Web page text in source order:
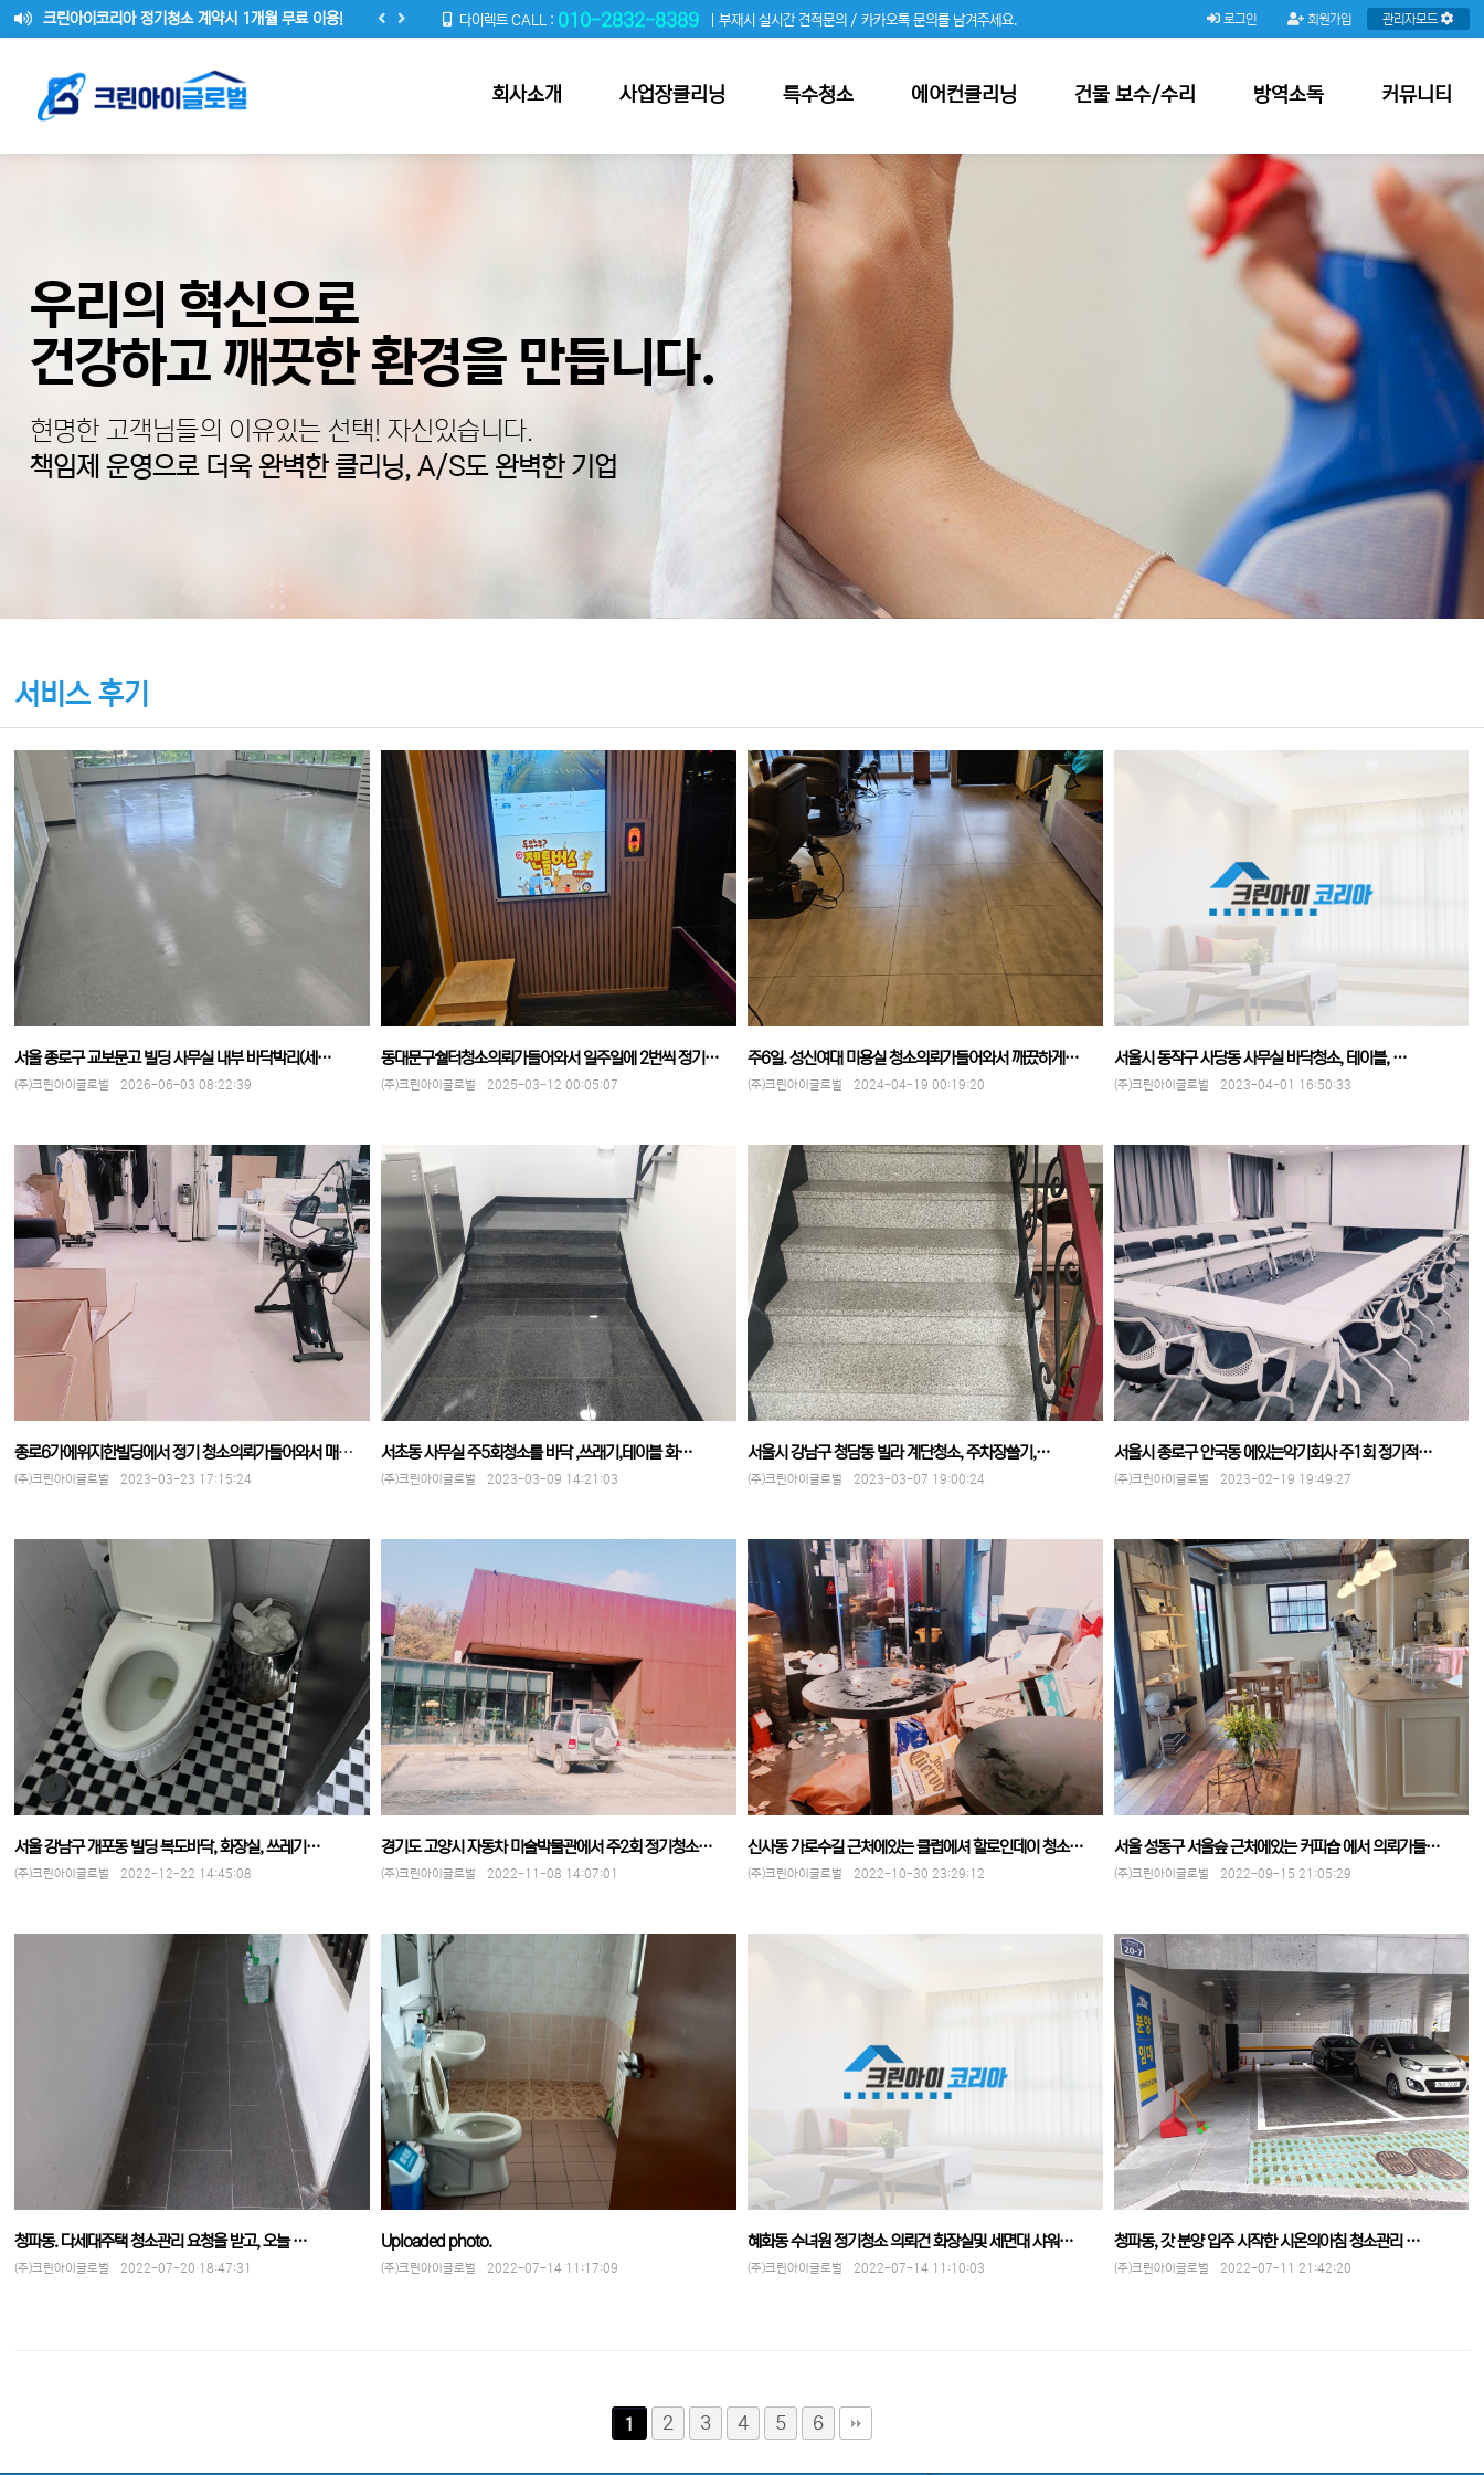
크린아이코리아 정기청소 계약시 1개월 무료 이용!
안녕하세요 (주)크린아이 글로벌 대표 송순빈 입니다.
다이렉트 CALL : 010-2832-8389 | 부재시 실시간 견적문의 / 카카오톡 문의를 남겨주세요. 관리자모드
회원가입
로그인
회사소개 사업장클리닝 특수청소 에어컨클리닝 건물 보수/수리 방역소독 커뮤니티
우리의 혁신으로
건강하고 깨끗한 환경을 만듭니다.
현명한 고객님들의 이유있는 선택! 자신있습니다.
책임제 운영으로 더욱 완벽한 클리닝, A/S도 완벽한 기업
서비스 후기
서울 종로구 교보문고 빌딩 사무실 내부 바닥박리(세…
(주)크린아이글로벌 2026-06-03 08:22:39
동대문구숼터청소의뢰가들어와서 일주일에 2번씩 정기…
(주)크린아이글로벌 2025-03-12 00:05:07
주6일. 성신여대 미용실 청소의뢰가들어와서 깨끘하게…
(주)크린아이글로벌 2024-04-19 00:19:20
서울시 동작구 사당동 사무실 바닥청소, 테이블, …
(주)크린아이글로벌 2023-04-01 16:50:33
종로6가에위지한빌딩에서 정기 청소의뢰가들어와서 매일…
(주)크린아이글로벌 2023-03-23 17:15:24
서초동 사무실 주5회청소를 바닥 ,쓰래기,테이블 화…
(주)크린아이글로벌 2023-03-09 14:21:03
서울시 강남구 청담동 빌라 계단청소, 주차장쓸기,…
(주)크린아이글로벌 2023-03-07 19:00:24
서울시 종로구 안국동 에있는악기회사 주1회 정기적…
(주)크린아이글로벌 2023-02-19 19:49:27
서울 강남구 개포동 빌딩 복도바닥, 화장실, 쓰레기…
(주)크린아이글로벌 2022-12-22 14:45:08
경기도 고양시 자동차 미술박물관에서 주2회 정기청소…
(주)크린아이글로벌 2022-11-08 14:07:01
신사동 가로수길 근처에있는 클럽에셔 할로인데이 청소…
(주)크린아이글로벌 2022-10-30 23:29:12
서울 성동구 서울슾 근처에있는 커피숍 에서 의뢰가들…
(주)크린아이글로벌 2022-09-15 21:05:29
청파동. 다세대주택 청소관리 요청을 받고, 오늘 …
(주)크린아이글로벌 2022-07-20 18:47:31
Uploaded photo.
(주)크린아이글로벌 2022-07-14 11:17:09
혜화동 수녀원 정기청소 의뢰건 화장실및 세면대 샤워…
(주)크린아이글로벌 2022-07-14 11:10:03
청파동, 갓 분양 입주 시작한 시온의아침 청소관리 …
(주)크린아이글로벌 2022-07-11 21:42:20
1 2 3 4 5 6